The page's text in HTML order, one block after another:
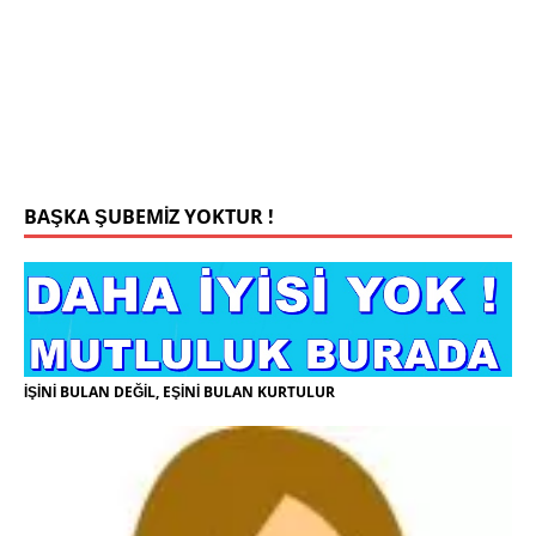
BAŞKA ŞUBEMİZ YOKTUR !
İŞİNİ BULAN DEĞİL, EŞİNİ BULAN KURTULUR